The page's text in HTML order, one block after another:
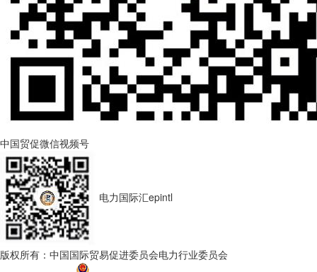
中国贸促微信视频号
电力国际汇epintl
版权所有：中国国际贸易促进委员会电力行业委员会